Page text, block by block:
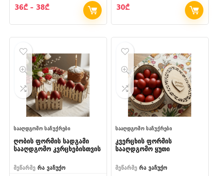
თაიგული სათამაშოსთან
ეპოთეონი
Original
price
was:
100₾.
₾Current
price
is:
65₾.
0 3 5 8
სააღდგომო
კალათა სახელურით
მეწარმე რა ვაჩუქო
47₾ Original
price
was:
47₾.
39₾Current
price
is:
39₾.
0 1 0 3
36₾ – 38₾Price
36₾
through
30₾
ᲡᲐᲐᲦᲓᲒᲝᲛᲝ ᲡᲐᲩᲣᲥᲠᲔᲑᲘ
ღობის ფორმის სადგამი
სააღდგომო კვრცხებისთვის
მეწარმე რა ვაჩუქო
ᲡᲐᲐᲦᲓᲒᲝᲛᲝ ᲡᲐᲩᲣᲥᲠᲔᲑᲘ
კვერცხის ფორმის
სააღდგომო ყუთი
მეწარმე რა ვაჩუქო